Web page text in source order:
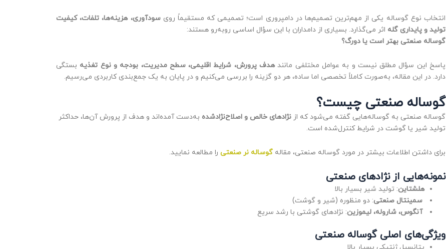
انتخاب نوع گوساله یکی از مهم‌ترین تصمیم‌ها در دامپروری است؛ تصمیمی که مستقیماً رویسودآوری، هزینه‌ها، تلفات، کیفیت
تولید و پایداری گله اثر می‌گذارد. بسیاری از دامداران با این سؤال اساسی روبه‌رو هستند:
گوساله صنعتی بهتر است یا دورگ؟
پاسخ این سؤال مطلق نیست و به عوامل مختلفی مانندهدف پرورش، شرایط اقلیمی، سطح مدیریت، بودجه و نوع تغذیه بستگی
دارد. در این مقاله، به‌صورت کاملاً تخصصی اما ساده، هر دو گزینه را بررسی می‌کنیم و در پایان به یک جمع‌بندی کاربردی می‌رسیم.
گوساله صنعتی چیست؟
گوساله صنعتی به گوساله‌هایی گفته می‌شود که از نژادهای خالص و اصلاح‌نژادشده به‌دست آمده‌اند و هدف از پرورش آن‌ها، حداکثر
تولید شیر یا گوشت در شرایط کنترل‌شده است.
برای داشتن اطلاعات بیشتر در مورد گوساله صنعتی، مقاله گوساله نر صنعتی را مطالعه نمایید.
نمونه‌هایی از نژادهای صنعتی
هلشتاین: تولید شیر بسیار بالا
سمینتال صنعتی: دو منظوره (شیر و گوشت)
آنگوس، شاروله، لیموزین: نژادهای گوشتی با رشد سریع
ویژگی‌های اصلی گوساله صنعتی